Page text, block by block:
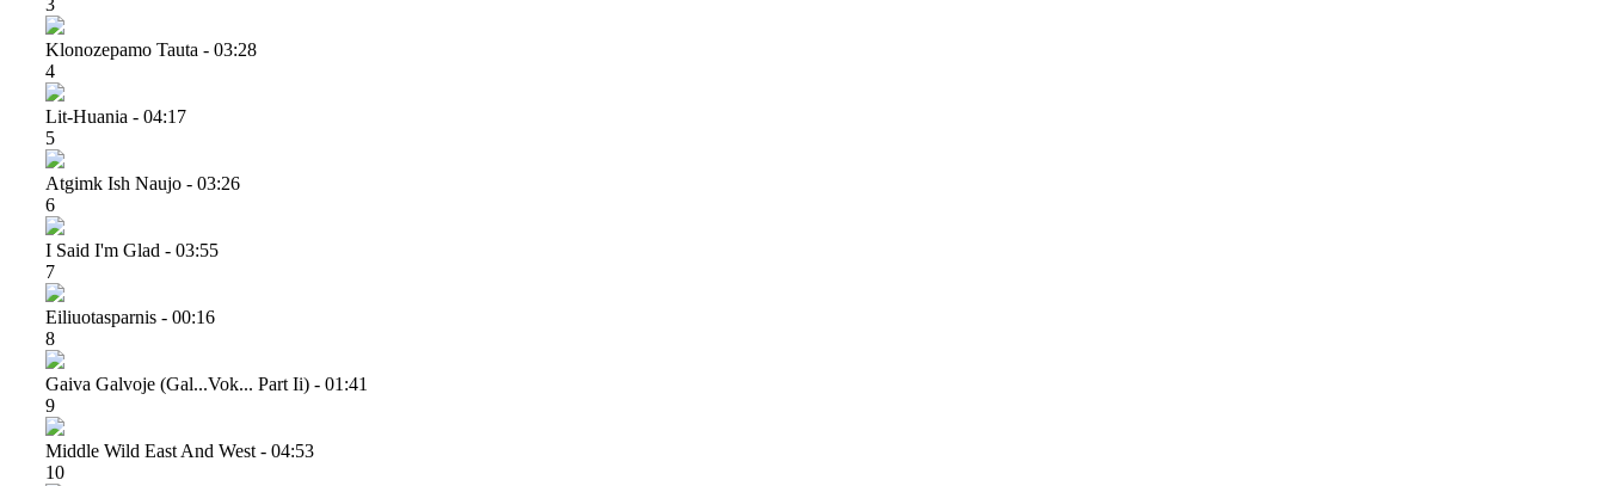
Klonozepamo Tauta - 03:28
4
Lit-Huania - 04:17
5
Atgimk Ish Naujo - 03:26
6
I Said I'm Glad - 03:55
7
Eiliuotasparnis - 00:16
8
Gaiva Galvoje (gal...vok... Part Ii) - 01:41
9
Middle Wild East And West - 04:53
10